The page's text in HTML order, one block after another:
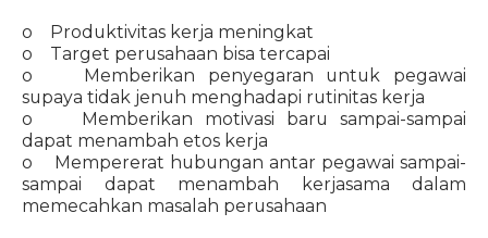
o Produktivitas kerja meningkat
o Target perusahaan bisa tercapai
o Memberikan penyegaran untuk pegawai
supaya tidak jenuh menghadapi rutinitas kerja
o Memberikan motivasi baru sampai-sampai
dapat menambah etos kerja
o Mempererat hubungan antar pegawai sampai-
sampai dapat menambah kerjasama dalam
memecahkan masalah perusahaan